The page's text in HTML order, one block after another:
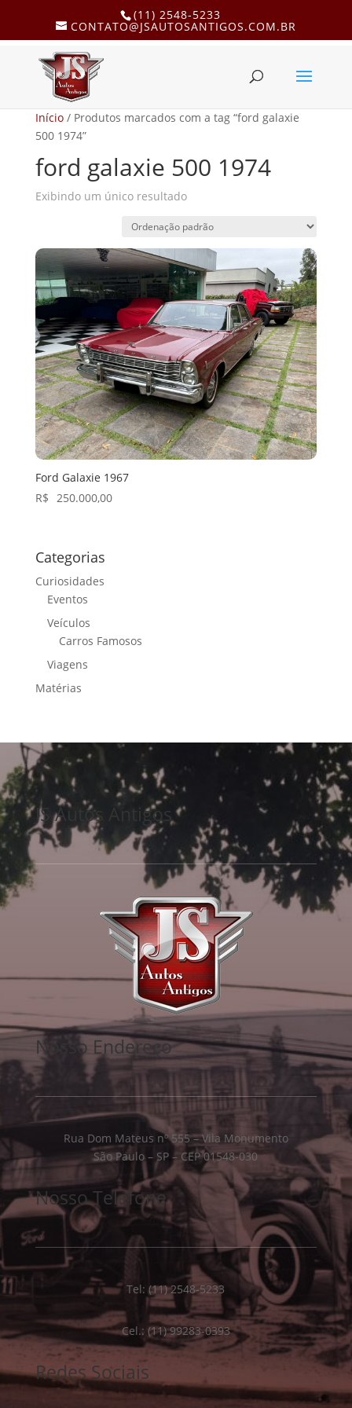
(11) 2548-5233
CONTATO@JSAUTOSANTIGOS.COM.BR
Início/ Produtos marcados com a tag “ford galaxie
500 1974”
ford galaxie 500 1974
Exibindo um único resultado
Ford Galaxie 1967
R$
250.000,00
Categorias
Curiosidades
Eventos
Veículos
Carros Famosos
Viagens
Matérias
JS Autos Antigos
Nosso Endereço
Rua Dom Mateus nº 555 – Vila Monumento
São Paulo – SP – CEP 01548-030
Nosso Telefone
Tel: (11) 2548-5233
Cel.: (11) 99283-0393
Redes Sociais